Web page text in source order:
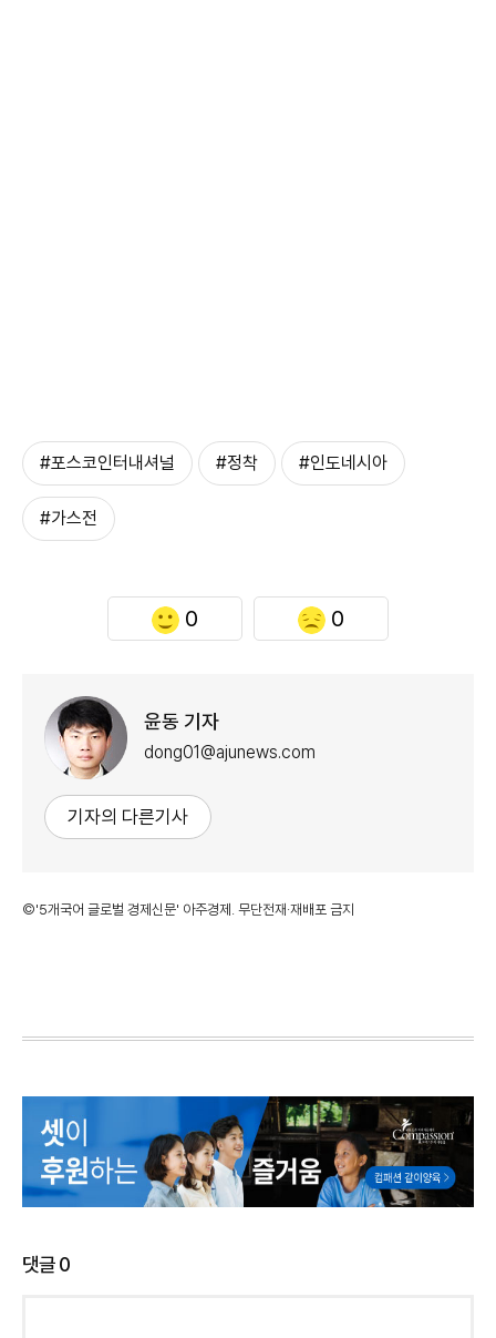
#포스코인터내셔널 #정착 #인도네시아
#가스전
0 0
윤동 기자
dong01@ajunews.com
기자의 다른기사
©'5개국어 글로벌 경제신문' 아주경제. 무단전재·재배포 금지
댓글0